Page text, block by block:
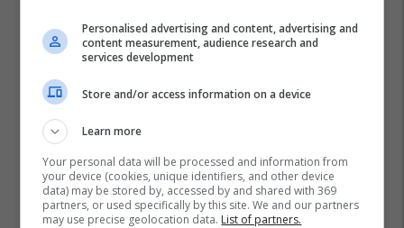
Personalised advertising and content, advertising and
content measurement, audience research and
services development
Store and/or access information on a device
Learn more
Your personal data will be processed and information from
your device (cookies, unique identifiers, and other device
data) may be stored by, accessed by and shared with 369
partners, or used specifically by this site. We and our partners
may use precise geolocation data. List of partners.